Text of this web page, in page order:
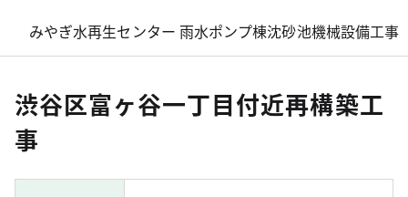
みやぎ水再生センター 雨水ポンプ棟沈砂池機械設備工事
渋谷区富ヶ谷一丁目付近再構築工
事